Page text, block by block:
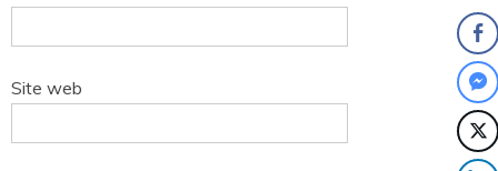
Site web